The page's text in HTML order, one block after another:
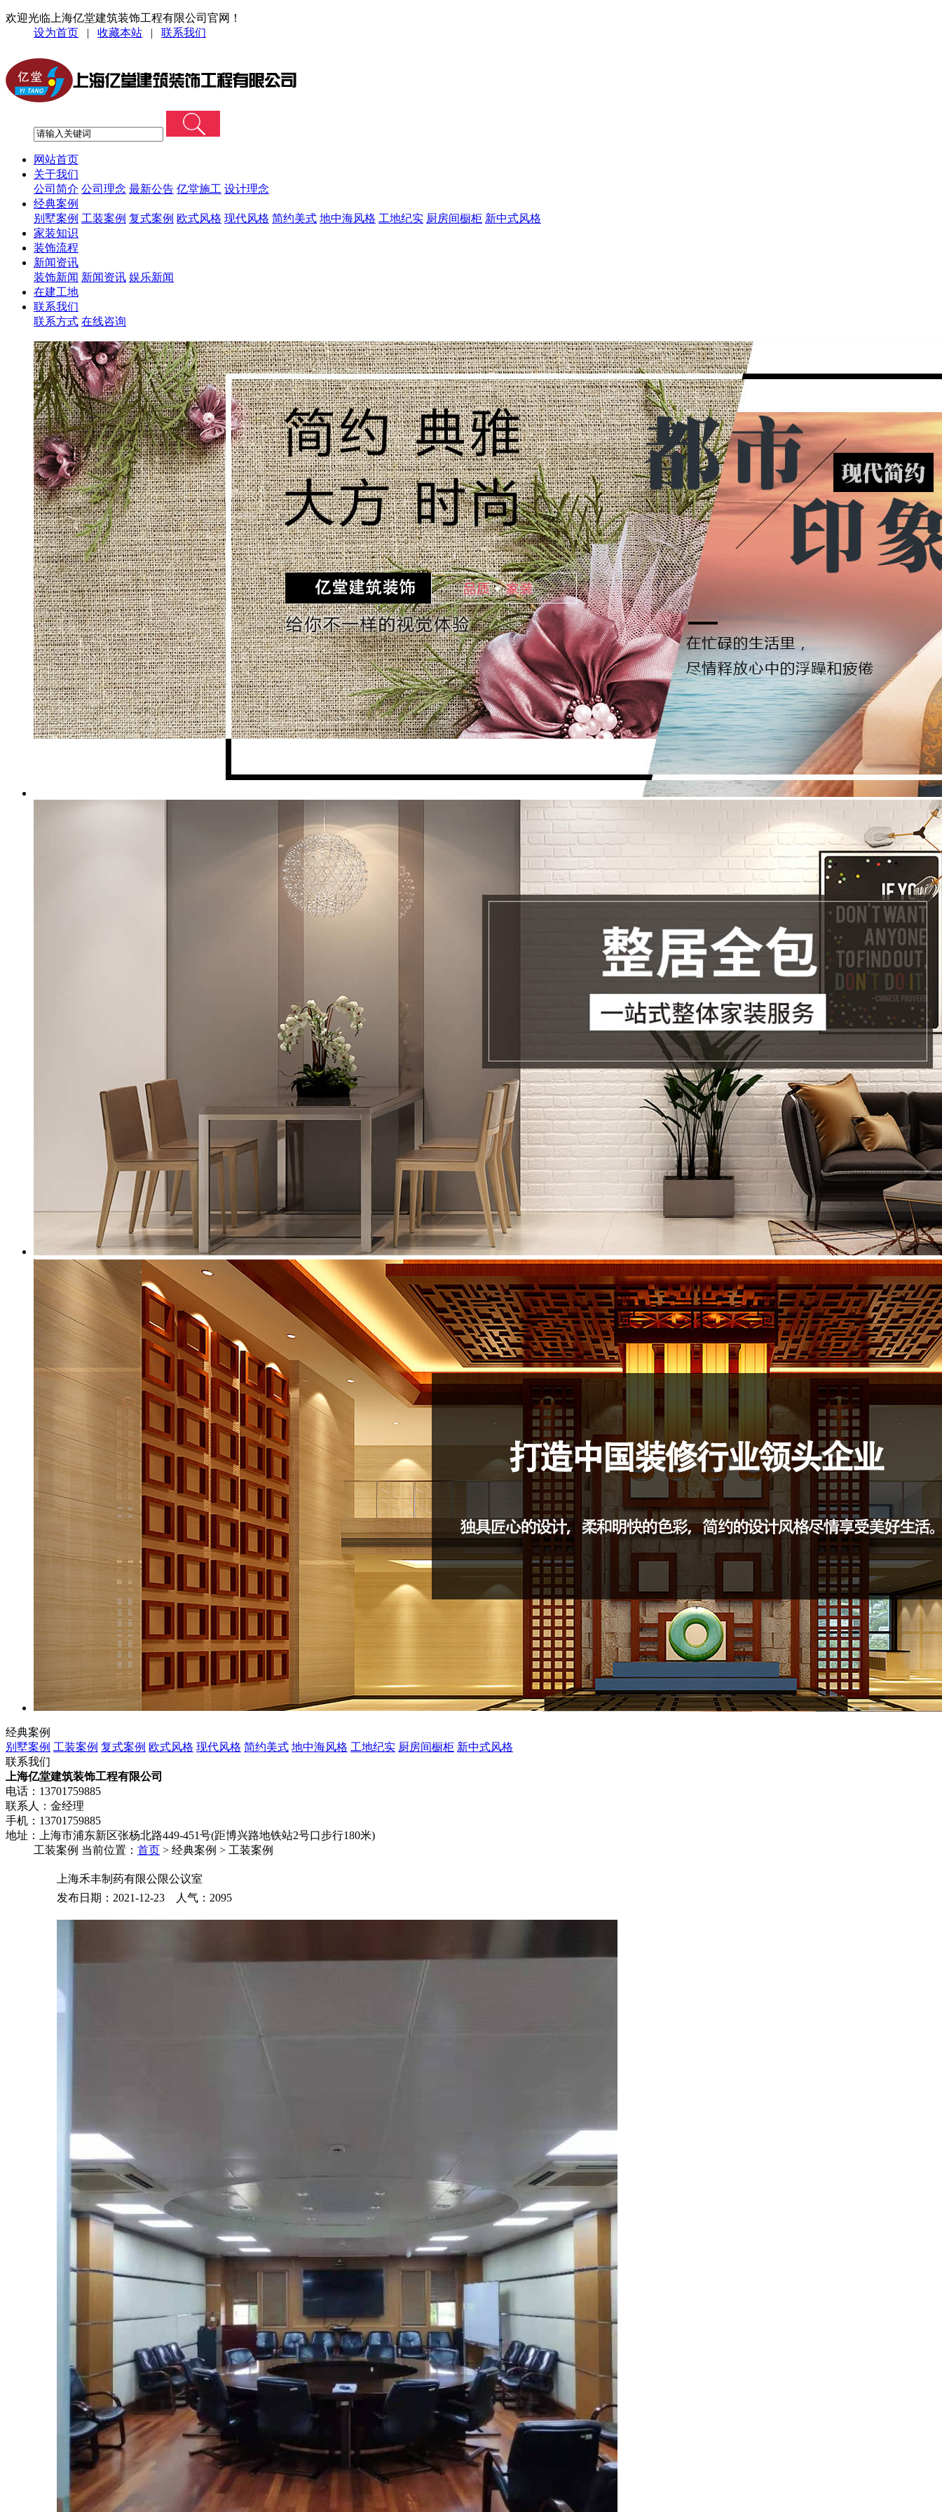
欢迎光临上海亿堂建筑装饰工程有限公司官网！
设为首页 | 收藏本站 | 联系我们
网站首页
关于我们
公司简介 公司理念 最新公告 亿堂施工 设计理念
经典案例
别墅案例 工装案例 复式案例 欧式风格 现代风格 简约美式 地中海风格 工地纪实 厨房间橱柜 新中式风格
家装知识
装饰流程
新闻资讯
装饰新闻 新闻资讯 娱乐新闻
在建工地
联系我们
联系方式 在线咨询
经典案例
别墅案例 工装案例 复式案例 欧式风格 现代风格 简约美式 地中海风格 工地纪实 厨房间橱柜 新中式风格
联系我们
上海亿堂建筑装饰工程有限公司
电话：13701759885
联系人：金经理
手机：13701759885
地址：上海市浦东新区张杨北路449-451号(距博兴路地铁站2号口步行180米)
工装案例 当前位置： 首页 > 经典案例 > 工装案例
上海禾丰制药有限公限公议室
发布日期：2021-12-23 人气： 2095